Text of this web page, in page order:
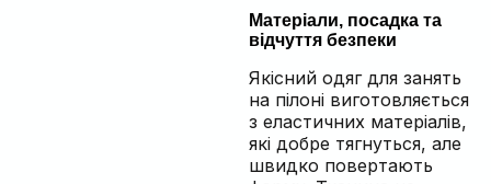
Матеріали, посадка та
відчуття безпеки
Якісний одяг для занять
на пілоні виготовляється
з еластичних матеріалів,
які добре тягнуться, але
швидко повертають